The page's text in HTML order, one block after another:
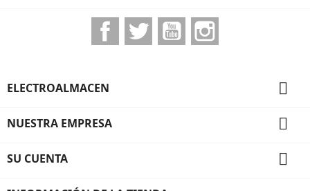
FacebookTwitter YouTube
ELECTROALMACEN 
NUESTRA EMPRESA 
SU CUENTA 